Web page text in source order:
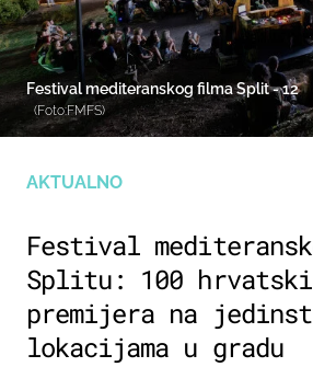
AKTUALNO
Festival
Splitu: 100
premijera na
lokacijama u gradu
Festival mediteranskog filma Split - 12
(Foto:FMFS)